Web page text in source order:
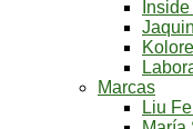
Marcas
Liu